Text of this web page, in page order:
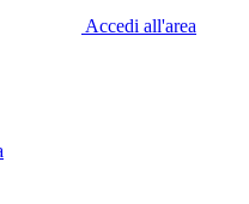
Accedi all'area